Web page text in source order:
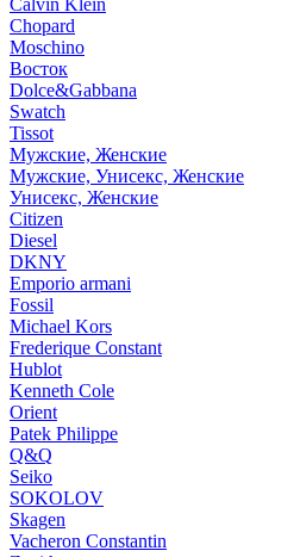
Calvin Klein
Chopard
Moschino
Восток
Dolce&Gabbana
Swatch
Tissot
Мужские, Женские
Мужские, Унисекс, Женские
Унисекс, Женские
Citizen
Diesel
DKNY
Emporio armani
Fossil
Michael Kors
Frederique Constant
Hublot
Kenneth Cole
Orient
Patek Philippe
Q&Q
Seiko
SOKOLOV
Skagen
Vacheron Constantin